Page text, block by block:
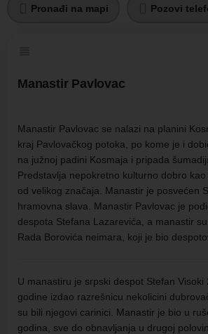
Pronađi na mapi Pozovi
Manastir Pavlovac
Manastir Pavlovac se nalazi na planini
kraj Pavlovačkog potoka, po kome je i
na južnoj padini Kosmaja i pripada
Predstavlja nepokretno kulturno dobro
od velikog značaja. Manastir je posvećen
hramovna slava. Manastir Pavlovac je
despota Stefana Lazarevića, a manastir
Rada Borovića neimara, koji je bio
U manastiru je srpski despot Stefan Visoki
godine izdao razrešnicu nekolicini
su bili njegovi carinici. Manastir je bio u
godina, sve do obnavljanja u drugoj